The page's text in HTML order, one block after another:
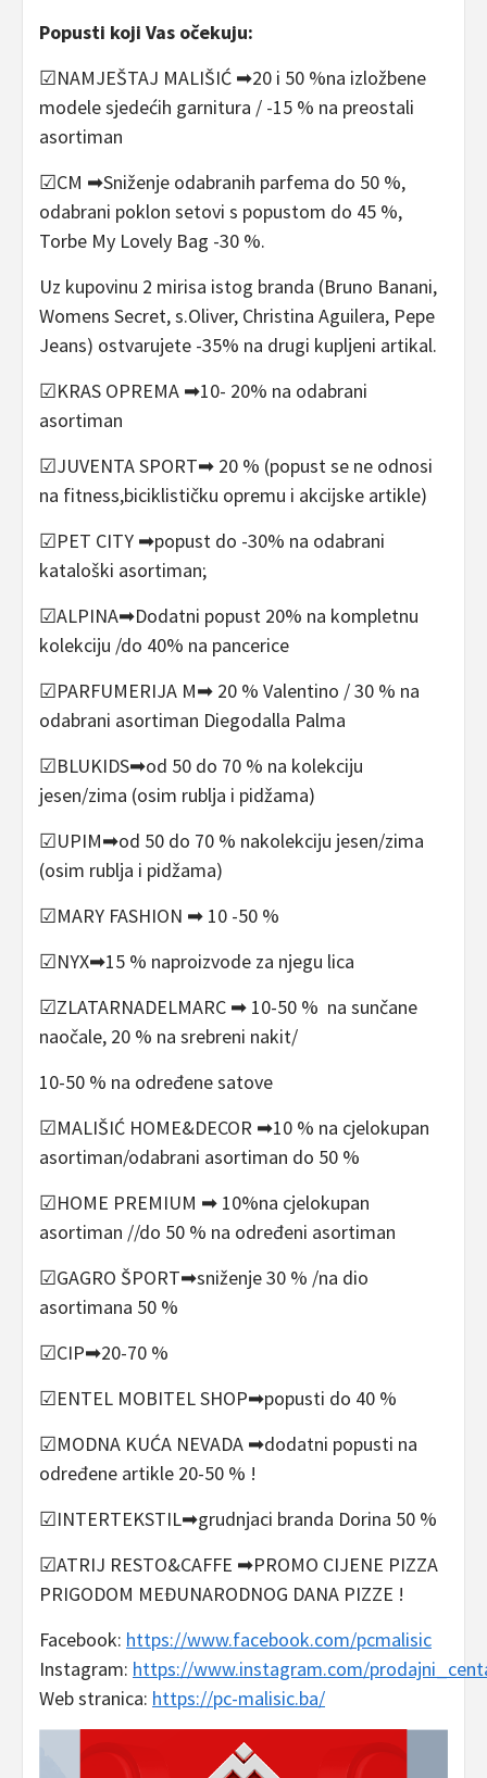
Popusti koji Vas očekuju:
☑NAMJEŠTAJ MALIŠIĆ ➡20 i 50 %na izložbene
modele sjedećih garnitura / -15 % na preostali
asortiman
☑CM ➡Sniženje odabranih parfema do 50 %,
odabrani poklon setovi s popustom do 45 %,
Torbe My Lovely Bag -30 %.
Uz kupovinu 2 mirisa istog branda (Bruno Banani,
Womens Secret, s.Oliver, Christina Aguilera, Pepe
Jeans) ostvarujete -35% na drugi kupljeni artikal.
☑KRAS OPREMA ➡10- 20% na odabrani
asortiman
☑JUVENTA SPORT➡ 20 % (popust se ne odnosi
na fitness,biciklističku opremu i akcijske artikle)
☑PET CITY ➡popust do -30% na odabrani
kataloški asortiman;
☑ALPINA➡Dodatni popust 20% na kompletnu
kolekciju /do 40% na pancerice
☑PARFUMERIJA M➡ 20 % Valentino / 30 % na
odabrani asortiman Diegodalla Palma
☑BLUKIDS➡od 50 do 70 % na kolekciju
jesen/zima (osim rublja i pidžama)
☑UPIM➡od 50 do 70 % nakolekciju jesen/zima
(osim rublja i pidžama)
☑MARY FASHION ➡ 10 -50 %
☑NYX➡15 % naproizvode za njegu lica
☑ZLATARNADELMARC ➡ 10-50 % na sunčane
naočale, 20 % na srebreni nakit/
10-50 % na određene satove
☑MALIŠIĆ HOME&DECOR ➡10 % na cjelokupan
asortiman/odabrani asortiman do 50 %
☑HOME PREMIUM ➡ 10%na cjelokupan
asortiman //do 50 % na određeni asortiman
☑GAGRO ŠPORT➡sniženje 30 % /na dio
asortimana 50 %
☑CIP➡20-70 %
☑ENTEL MOBITEL SHOP➡popusti do 40 %
☑MODNA KUĆA NEVADA ➡dodatni popusti na
određene artikle 20-50 % !
☑INTERTEKSTIL➡grudnjaci branda Dorina 50 %
☑ATRIJ RESTO&CAFFE ➡PROMO CIJENE PIZZA
PRIGODOM MEĐUNARODNOG DANA PIZZE !
Facebook: https://www.facebook.com/pcmalisic
Instagram: https://www.instagram.com/
Web stranica: https://pc-malisic.ba/